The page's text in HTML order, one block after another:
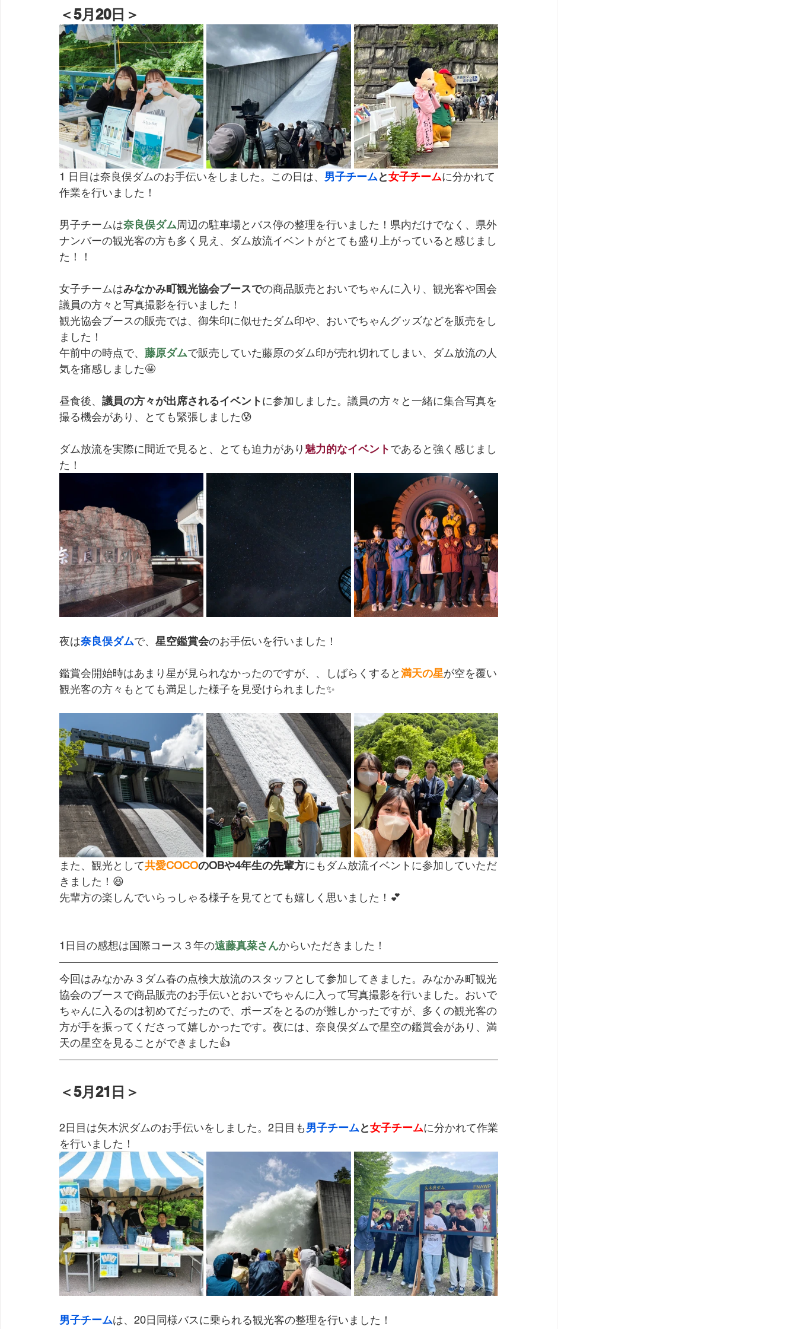
＜5月20日＞
1 日目は奈良俣ダムのお手伝いをしました。この日は、 男子チームと女子チームに分かれて
作業を行いました！
男子チームは奈良俣ダム周辺の駐車場とバス停の整理を行いました！県内だけでなく、県外
ナンバーの観光客の方も多く見え、ダム放流イベントがとても盛り上がっていると感じまし
た！！
女子チームはみなかみ町観光協会ブースでの商品販売とおいでちゃんに入り、観光客や国会
議員の方々と写真撮影を行いました！
観光協会ブースの販売では、御朱印に似せたダム印や、おいでちゃんグッズなどを販売をし
ました！
午前中の時点で、 藤原ダムで販売していた藤原のダム印が売れ切れてしまい、ダム放流の人
気を痛感しました🤩
昼食後、 議員の方々が出席されるイベントに参加しました。議員の方々と一緒に集合写真を
撮る機会があり、とても緊張しました😰
ダム放流を実際に間近で見ると、とても迫力があり 魅力的なイベントであると強く感じまし
た！
夜は奈良俣ダムで、 星空鑑賞会のお手伝いを行いました！
鑑賞会開始時はあまり星が見られなかったのですが、、しばらくすると満天の星が空を覆い
観光客の方々もとても満足した様子を見受けられました✨
また、観光として共愛COCOのOBや4年生の先輩方にもダム放流イベントに参加していただ
きました！😆
先輩方の楽しんでいらっしゃる様子を見てとても嬉しく思いました！💕
1日目の感想は国際コース３年の遠藤真菜さんからいただきました！
今回はみなかみ３ダム春の点検大放流のスタッフとして参加してきました。みなかみ町観光
協会のブースで商品販売のお手伝いとおいでちゃんに入って写真撮影を行いました。おいで
ちゃんに入るのは初めてだったので、ポーズをとるのが難しかったですが、多くの観光客の
方が手を振ってくださって嬉しかったです。夜には、奈良俣ダムで星空の鑑賞会があり、満
天の星空を見ることができました👍
＜5月21日＞
2日目は矢木沢ダムのお手伝いをしました。2日目も男子チームと女子チームに分かれて作業
を行いました！
男子チームは、20日同様バスに乗られる観光客の整理を行いました！